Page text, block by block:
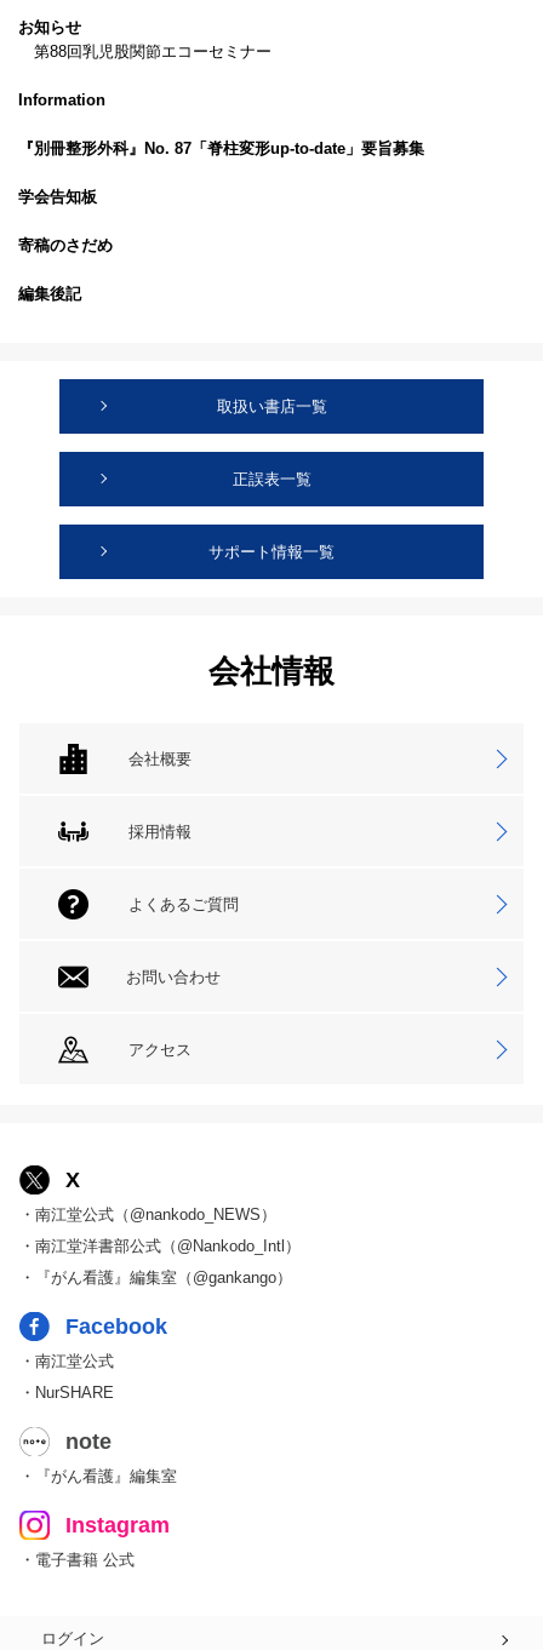
お知らせ
第88回乳児股関節エコーセミナー
Information
『別冊整形外科』No. 87「脊柱変形up-to-date」要旨募集
学会告知板
寄稿のさだめ
編集後記
取扱い書店一覧
正誤表一覧
サポート情報一覧
会社情報
会社概要
採用情報
よくあるご質問
お問い合わせ
アクセス
X
・南江堂公式（@nankodo_NEWS）
・南江堂洋書部公式（@Nankodo_Intl）
・『がん看護』編集室（@gankango）
Facebook
・南江堂公式
・NurSHARE
note
・『がん看護』編集室
Instagram
・電子書籍 公式
ログイン